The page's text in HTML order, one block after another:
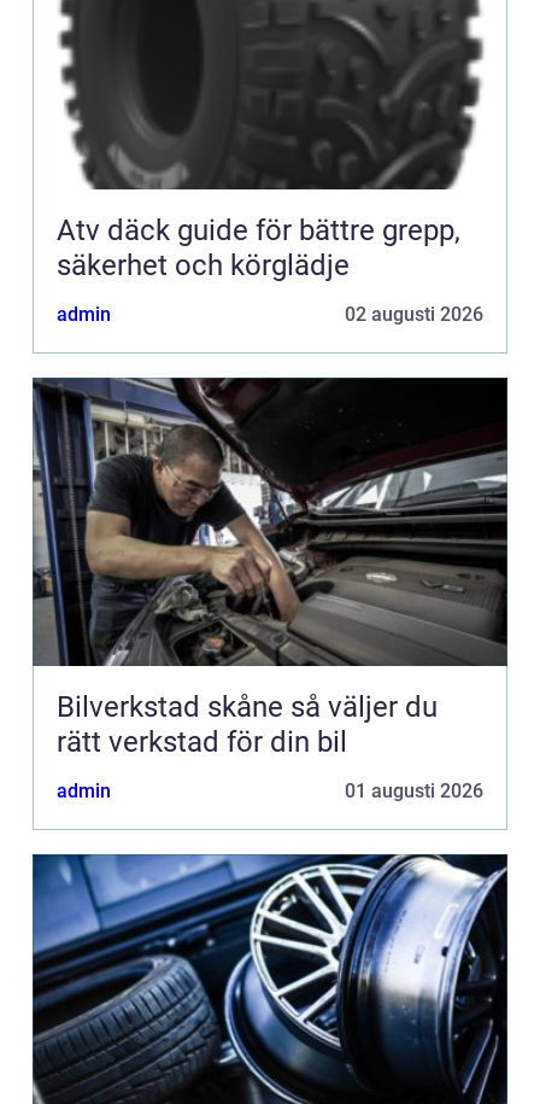
Atv däck guide för bättre grepp,
säkerhet och körglädje
admin 02 augusti 2026
Bilverkstad skåne så väljer du
rätt verkstad för din bil
admin 01 augusti 2026